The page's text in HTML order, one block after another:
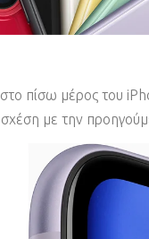
πίσω μέρος του
με την